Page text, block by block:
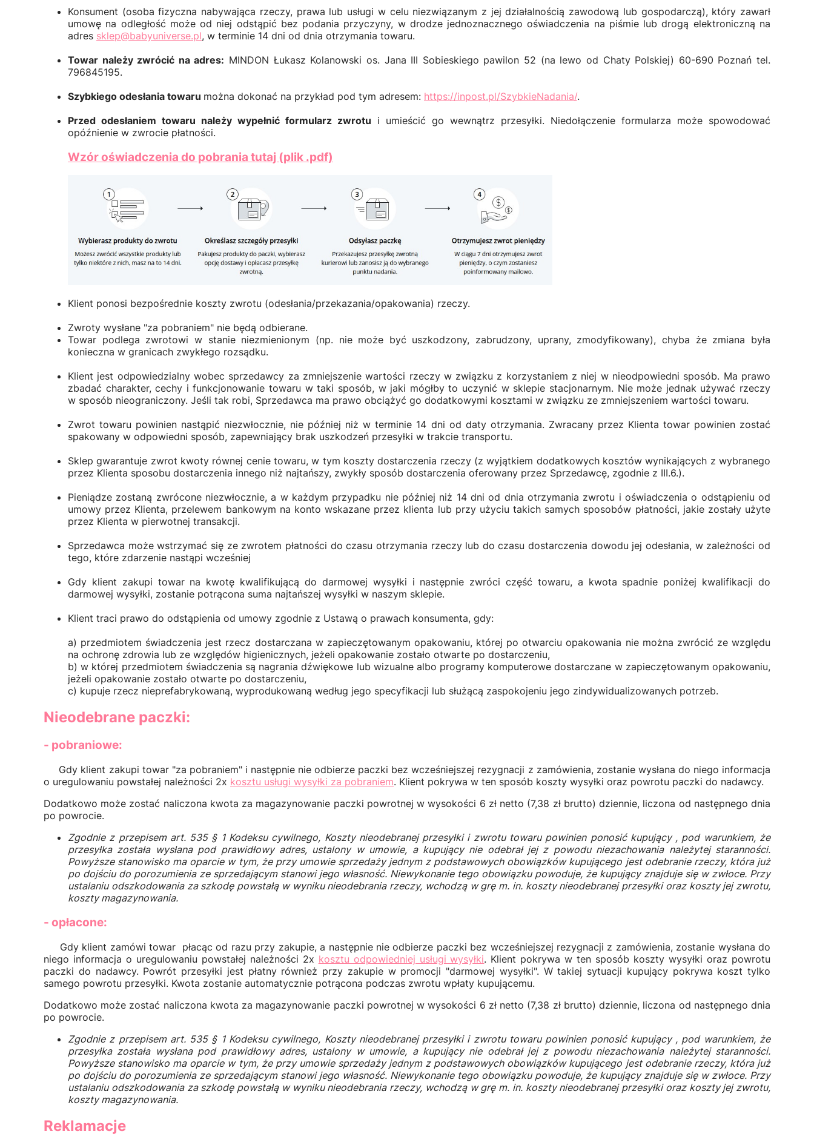
Konsument (osoba fizyczna nabywająca rzeczy, prawa lub usługi w celu niezwiązanym z jej działalnością zawodową lub gospodarczą), który zawarł
umowę na odległość może od niej odstąpić bez podania przyczyny, w drodze jednoznacznego oświadczenia na piśmie lub drogą elektroniczną na
adres sklep@babyuniverse.pl, w terminie 14 dni od dnia otrzymania towaru.
Towar należy zwrócić na adres: MINDON Łukasz Kolanowski os. Jana III Sobieskiego pawilon 52 (na lewo od Chaty Polskiej) 60-690 Poznań tel.
796845195.
Szybkiego odesłania towaru można dokonać na przykład pod tym adresem: https://inpost.pl/SzybkieNadania/.
Przed odesłaniem towaru należy wypełnić formularz zwrotu i umieścić go wewnątrz przesyłki. Niedołączenie formularza może spowodować
opóźnienie w zwrocie płatności.
Wzór oświadczenia do pobrania tutaj (plik .pdf)
Klient ponosi bezpośrednie koszty zwrotu (odesłania/przekazania/opakowania) rzeczy.
Zwroty wysłane "za pobraniem" nie będą odbierane.
Towar podlega zwrotowi w stanie niezmienionym (np. nie może być uszkodzony, zabrudzony, uprany, zmodyfikowany), chyba że zmiana była
konieczna w granicach zwykłego rozsądku.
Klient jest odpowiedzialny wobec sprzedawcy za zmniejszenie wartości rzeczy w związku z korzystaniem z niej w nieodpowiedni sposób. Ma prawo
zbadać charakter, cechy i funkcjonowanie towaru w taki sposób, w jaki mógłby to uczynić w sklepie stacjonarnym. Nie może jednak używać rzeczy
w sposób nieograniczony. Jeśli tak robi, Sprzedawca ma prawo obciążyć go dodatkowymi kosztami w związku ze zmniejszeniem wartości towaru.
Zwrot towaru powinien nastąpić niezwłocznie, nie później niż w terminie 14 dni od daty otrzymania. Zwracany przez Klienta towar powinien zostać
spakowany w odpowiedni sposób, zapewniający brak uszkodzeń przesyłki w trakcie transportu.
Sklep gwarantuje zwrot kwoty równej cenie towaru, w tym koszty dostarczenia rzeczy (z wyjątkiem dodatkowych kosztów wynikających z wybranego
przez Klienta sposobu dostarczenia innego niż najtańszy, zwykły sposób dostarczenia oferowany przez Sprzedawcę, zgodnie z III.6.).
Pieniądze zostaną zwrócone niezwłocznie, a w każdym przypadku nie później niż 14 dni od dnia otrzymania zwrotu i oświadczenia o odstąpieniu od
umowy przez Klienta, przelewem bankowym na konto wskazane przez klienta lub przy użyciu takich samych sposobów płatności, jakie zostały użyte
przez Klienta w pierwotnej transakcji.
Sprzedawca może wstrzymać się ze zwrotem płatności do czasu otrzymania rzeczy lub do czasu dostarczenia dowodu jej odesłania, w zależności od
tego, które zdarzenie nastąpi wcześniej
Gdy klient zakupi towar na kwotę kwalifikującą do darmowej wysyłki i następnie zwróci część towaru, a kwota spadnie poniżej kwalifikacji do
darmowej wysyłki, zostanie potrącona suma najtańszej wysyłki w naszym sklepie.
Klient traci prawo do odstąpienia od umowy zgodnie z Ustawą o prawach konsumenta, gdy:
a) przedmiotem świadczenia jest rzecz dostarczana w zapieczętowanym opakowaniu, której po otwarciu opakowania nie można zwrócić ze względu
na ochronę zdrowia lub ze względów higienicznych, jeżeli opakowanie zostało otwarte po dostarczeniu,
b) w której przedmiotem świadczenia są nagrania dźwiękowe lub wizualne albo programy komputerowe dostarczane w zapieczętowanym opakowaniu,
jeżeli opakowanie zostało otwarte po dostarczeniu,
c) kupuje rzecz nieprefabrykowaną, wyprodukowaną według jego specyfikacji lub służącą zaspokojeniu jego zindywidualizowanych potrzeb.
Nieodebrane paczki:
- pobraniowe:
Gdy klient zakupi towar "za pobraniem" i następnie nie odbierze paczki bez wcześniejszej rezygnacji z zamówienia, zostanie wysłana do niego informacja
o uregulowaniu powstałej należności 2x kosztu usługi wysyłki za pobraniem. Klient pokrywa w ten sposób koszty wysyłki oraz powrotu paczki do nadawcy.
Dodatkowo może zostać naliczona kwota za magazynowanie paczki powrotnej w wysokości 6 zł netto (7,38 zł brutto) dziennie, liczona od następnego dnia
po powrocie.
Zgodnie z przepisem art. 535 § 1 Kodeksu cywilnego, Koszty nieodebranej przesyłki i zwrotu towaru powinien ponosić kupujący , pod warunkiem, że
przesyłka została wysłana pod prawidłowy adres, ustalony w umowie, a kupujący nie odebrał jej z powodu niezachowania należytej staranności.
Powyższe stanowisko ma oparcie w tym, że przy umowie sprzedaży jednym z podstawowych obowiązków kupującego jest odebranie rzeczy, która już
po dojściu do porozumienia ze sprzedającym stanowi jego własność. Niewykonanie tego obowiązku powoduje, że kupujący znajduje się w zwłoce. Przy
ustalaniu odszkodowania za szkodę powstałą w wyniku nieodebrania rzeczy, wchodzą w grę m. in. koszty nieodebranej przesyłki oraz koszty jej zwrotu,
koszty magazynowania.
- opłacone:
Gdy klient zamówi towar płacąc od razu przy zakupie, a następnie nie odbierze paczki bez wcześniejszej rezygnacji z zamówienia, zostanie wysłana do
niego informacja o uregulowaniu powstałej należności 2x kosztu odpowiedniej usługi wysyłki. Klient pokrywa w ten sposób koszty wysyłki oraz powrotu
paczki do nadawcy. Powrót przesyłki jest płatny również przy zakupie w promocji "darmowej wysyłki". W takiej sytuacji kupujący pokrywa koszt tylko
samego powrotu przesyłki. Kwota zostanie automatycznie potrącona podczas zwrotu wpłaty kupującemu.
Dodatkowo może zostać naliczona kwota za magazynowanie paczki powrotnej w wysokości 6 zł netto (7,38 zł brutto) dziennie, liczona od następnego dnia
po powrocie.
Zgodnie z przepisem art. 535 § 1 Kodeksu cywilnego, Koszty nieodebranej przesyłki i zwrotu towaru powinien ponosić kupujący , pod warunkiem, że
przesyłka została wysłana pod prawidłowy adres, ustalony w umowie, a kupujący nie odebrał jej z powodu niezachowania należytej staranności.
Powyższe stanowisko ma oparcie w tym, że przy umowie sprzedaży jednym z podstawowych obowiązków kupującego jest odebranie rzeczy, która już
po dojściu do porozumienia ze sprzedającym stanowi jego własność. Niewykonanie tego obowiązku powoduje, że kupujący znajduje się w zwłoce. Przy
ustalaniu odszkodowania za szkodę powstałą w wyniku nieodebrania rzeczy, wchodzą w grę m. in. koszty nieodebranej przesyłki oraz koszty jej zwrotu,
koszty magazynowania.
Reklamacje